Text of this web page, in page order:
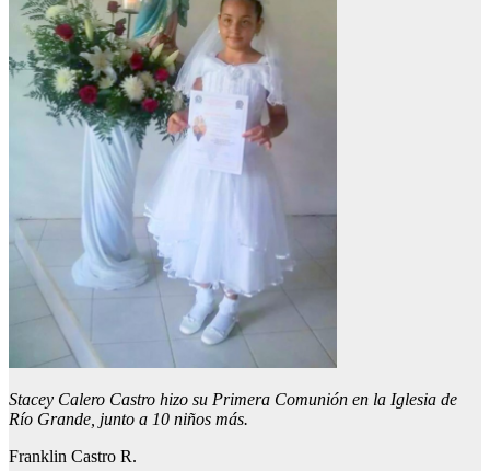
Stacey Calero Castro hizo su Primera Comunión en la Iglesia de
Río Grande, junto a 10 niños más.
Franklin Castro R.